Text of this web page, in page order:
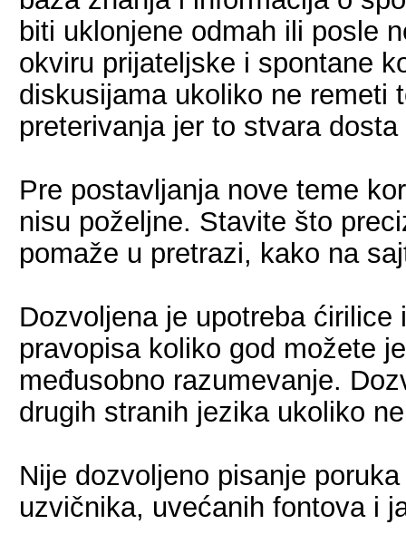
biti uklonjene odmah ili posle
okviru prijateljske i spontane
diskusijama ukoliko ne remeti
preterivanja jer to stvara
Pre postavljanja nove teme
nisu poželjne. Stavite što
pomaže u pretrazi, kako na
Dozvoljena je upotreba
pravopisa koliko god možete
međusobno razumevanje.
drugih stranih jezika ukoliko
Nije dozvoljeno pisanje
uzvičnika, uvećanih fontova i